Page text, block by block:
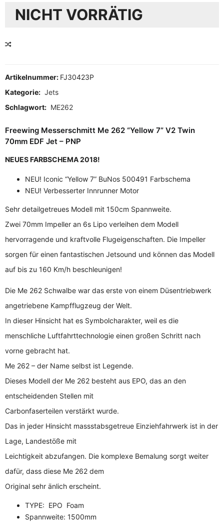
NICHT VORRÄTIG
Artikelnummer: FJ30423P
Kategorie: Jets
Schlagwort: ME262
Freewing Messerschmitt Me 262 “Yellow 7” V2 Twin
70mm EDF Jet – PNP
NEUES FARBSCHEMA 2018!
NEU! Iconic “Yellow 7” BuNos 500491 Farbschema
NEU! Verbesserter Innrunner Motor
Sehr detailgetreues Modell mit 150cm Spannweite.
Zwei 70mm Impeller an 6s Lipo verleihen dem Modell
hervorragende und kraftvolle Flugeigenschaften. Die Impeller
sorgen für einen fantastischen Jetsound und können das Modell
auf bis zu 160 Km/h beschleunigen!
Die Me 262 Schwalbe war das erste von einem Düsentriebwerk
angetriebene Kampfflugzeug der Welt.
In dieser Hinsicht hat es Symbolcharakter, weil es die
menschliche Luftfahrttechnologie einen großen Schritt nach
vorne gebracht hat.
Me 262 – der Name selbst ist Legende.
Dieses Modell der Me 262 besteht aus EPO, das an den
entscheidenden Stellen mit
Carbonfaserteilen verstärkt wurde.
Das in jeder Hinsicht massstabsgetreue Einziehfahrwerk ist in der
Lage, Landestöße mit
Leichtigkeit abzufangen. Die komplexe Bemalung sorgt weiter
dafür, dass diese Me 262 dem
Original sehr änlich erscheint.
TYPE: EPO Foam
Spannweite: 1500mm